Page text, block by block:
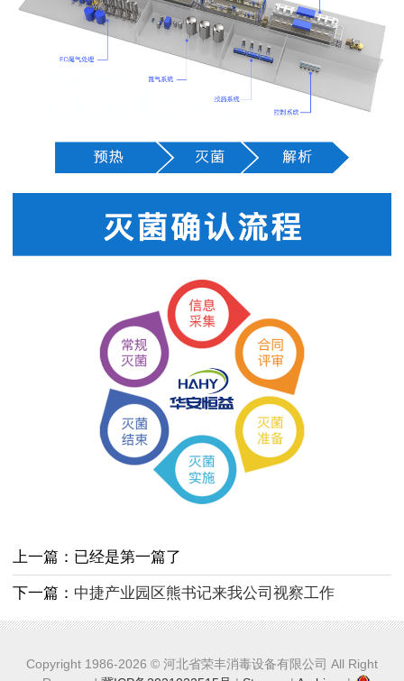
上一篇：已经是第一篇了
下一篇： 中捷产业园区熊书记来我公司视察工作
Copyright 1986-2026 © 河北省荣丰消毒设备有限公司 All Right